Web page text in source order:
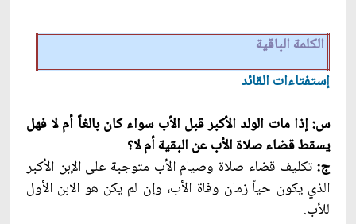
الكلمة الباقية
إستفتاءات القائد
س: إذا مات الولد الأكبر قبل الأب سواء كان بالغاً أم لا فهل
يسقط قضاء صلاة الأب عن البقية أم لا؟
ج:تكليف قضاء صلاة وصيام الأب متوجبة على الإبن الأكبر
الذي يكون حياً زمان وفاة الأب، وإن لم يكن هو الابن الأول
للأب.